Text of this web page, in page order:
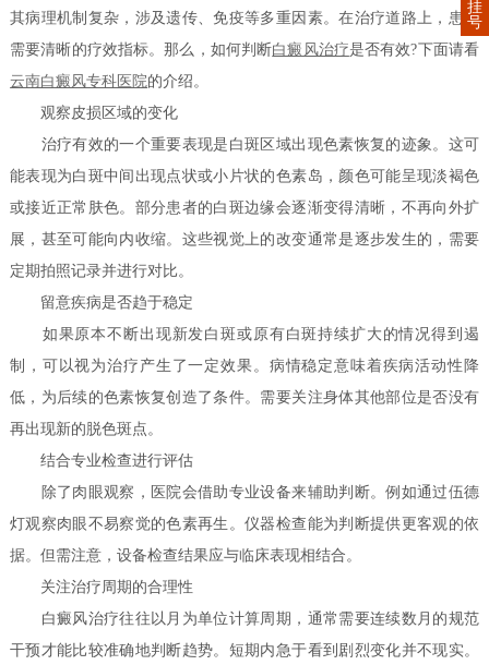
其病理机制复杂，涉及遗传、免疫等多重因素。在治疗道路上，患者
需要清晰的疗效指标。那么，如何判断白癜风治疗是否有效?下面请看
云南白癜风专科医院的介绍。
观察皮损区域的变化
治疗有效的一个重要表现是白斑区域出现色素恢复的迹象。这可
能表现为白斑中间出现点状或小片状的色素岛，颜色可能呈现淡褐色
或接近正常肤色。部分患者的白斑边缘会逐渐变得清晰，不再向外扩
展，甚至可能向内收缩。这些视觉上的改变通常是逐步发生的，需要
定期拍照记录并进行对比。
留意疾病是否趋于稳定
如果原本不断出现新发白斑或原有白斑持续扩大的情况得到遏
制，可以视为治疗产生了一定效果。病情稳定意味着疾病活动性降
低，为后续的色素恢复创造了条件。需要关注身体其他部位是否没有
再出现新的脱色斑点。
结合专业检查进行评估
除了肉眼观察，医院会借助专业设备来辅助判断。例如通过伍德
灯观察肉眼不易察觉的色素再生。仪器检查能为判断提供更客观的依
据。但需注意，设备检查结果应与临床表现相结合。
关注治疗周期的合理性
白癜风治疗往往以月为单位计算周期，通常需要连续数月的规范
干预才能比较准确地判断趋势。短期内急于看到剧烈变化并不现实。
挂
号